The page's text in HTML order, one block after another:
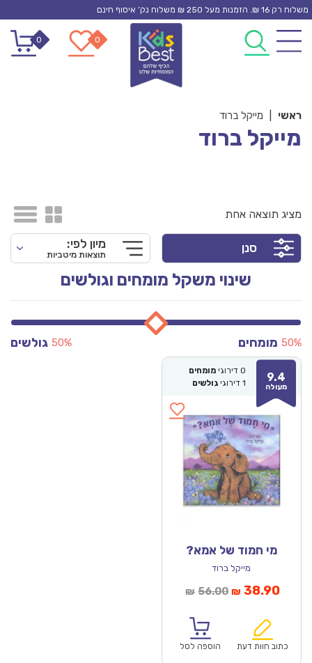
Skip
content
משלוח רק 16 ₪. הזמנות מעל 250 ₪ משלוח נק’ איסוף חינם
0
0
ראשי מייקל ברוד
מייקל ברוד
מציג תוצאה אחת
סנן מיון לפי:
תוצאות מיטביות
שינוי משקל מומחים וגולשים
מומחים 50% גולשים 50%
9.4
מעולה
0 דירוגי מומחים
1 דירוגי גולשים
מי חמוד של אמא?
מייקל ברוד
₪ 56.00המחיר
₪56.00.
₪ 38.90
כתוב חוות דעת הוספה לסל